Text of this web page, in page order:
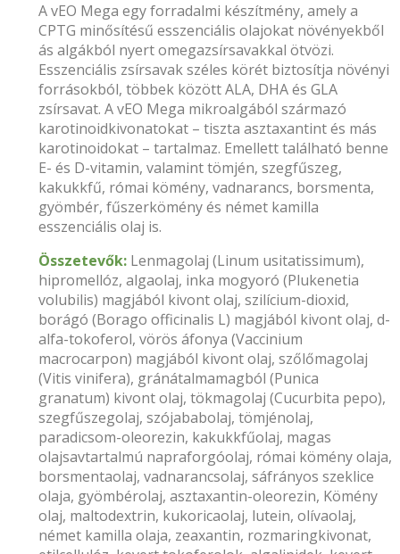
A vEO Mega egy forradalmi készítmény, amely a
CPTG minősítésű esszenciális olajokat növényekből
ás algákból nyert omegazsírsavakkal ötvözi.
Esszenciális zsírsavak széles körét biztosítja növényi
forrásokból, többek között ALA, DHA és GLA
zsírsavat. A vEO Mega mikroalgából származó
karotinoidkivonatokat – tiszta asztaxantint és más
karotinoidokat – tartalmaz. Emellett található benne
E- és D-vitamin, valamint tömjén, szegfűszeg,
kakukkfű, római kömény, vadnarancs, borsmenta,
gyömbér, fűszerkömény és német kamilla
esszenciális olaj is.
Összetevők: Lenmagolaj (Linum usitatissimum),
hipromellóz, algaolaj, inka mogyoró (Plukenetia
volubilis) magjából kivont olaj, szilícium-dioxid,
borágó (Borago officinalis L) magjából kivont olaj, d-
alfa-tokoferol, vörös áfonya (Vaccinium
macrocarpon) magjából kivont olaj, szőlőmagolaj
(Vitis vinifera), gránátalmamagból (Punica
granatum) kivont olaj, tökmagolaj (Cucurbita pepo),
szegfűszegolaj, szójababolaj, tömjénolaj,
paradicsom-oleorezin, kakukkfűolaj, magas
olajsavtartalmú napraforgóolaj, római kömény olaja,
borsmentaolaj, vadnarancsolaj, sáfrányos szeklice
olaja, gyömbérolaj, asztaxantin-oleorezin, Kömény
olaj, maltodextrin, kukoricaolaj, lutein, olívaolaj,
német kamilla olaja, zeaxantin, rozmaringkivonat,